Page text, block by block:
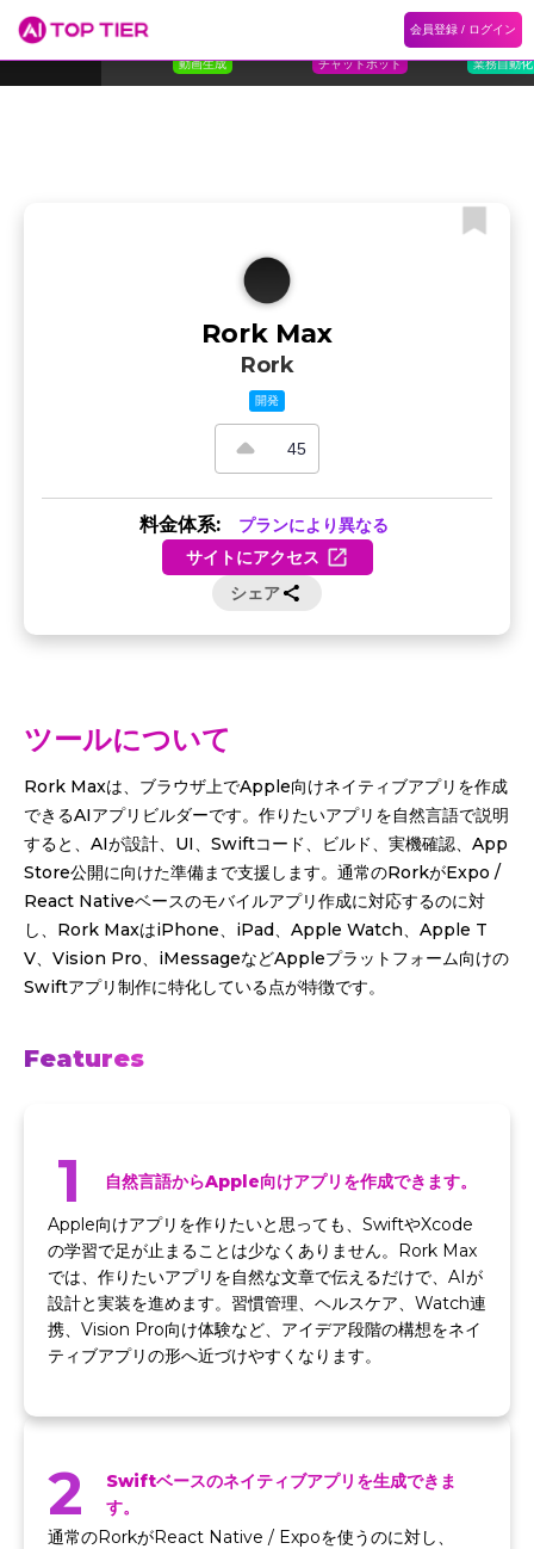
会員登録 / ログイン
ランキング
動画生成 チャットボット
3
Flokzu
業務自動化
Rork Max
Rork
開発
45
料金体系: プランにより異なる
サイトにアクセス
シェア
ツールについて
Rork Maxは、ブラウザ上でApple向けネイティブアプリを作成
できるAIアプリビルダーです。作りたいアプリを自然言語で説明
すると、AIが設計、UI、Swiftコード、ビルド、実機確認、App
Store公開に向けた準備まで支援します。通常のRorkがExpo /
React Nativeベースのモバイルアプリ作成に対応するのに対
し、Rork MaxはiPhone、iPad、Apple Watch、Apple T
V、Vision Pro、iMessageなどAppleプラットフォーム向けの
Swiftアプリ制作に特化している点が特徴です。
Features
1
自然言語からApple向けアプリを作成できます。
Apple向けアプリを作りたいと思っても、SwiftやXcode
の学習で足が止まることは少なくありません。Rork Max
では、作りたいアプリを自然な文章で伝えるだけで、AIが
設計と実装を進めます。習慣管理、ヘルスケア、Watch連
携、Vision Pro向け体験など、アイデア段階の構想をネイ
ティブアプリの形へ近づけやすくなります。
2
Swiftベースのネイティブアプリを生成できま
す。
通常のRorkがReact Native / Expoを使うのに対し、
ホーム 記事